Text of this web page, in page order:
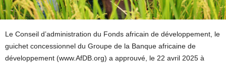
Le Conseil d’administration du Fonds africain de développement, le
guichet concessionnel du Groupe de la Banque africaine de
développement (www.AfDB.org) a approuvé, le 22 avril 2025 à